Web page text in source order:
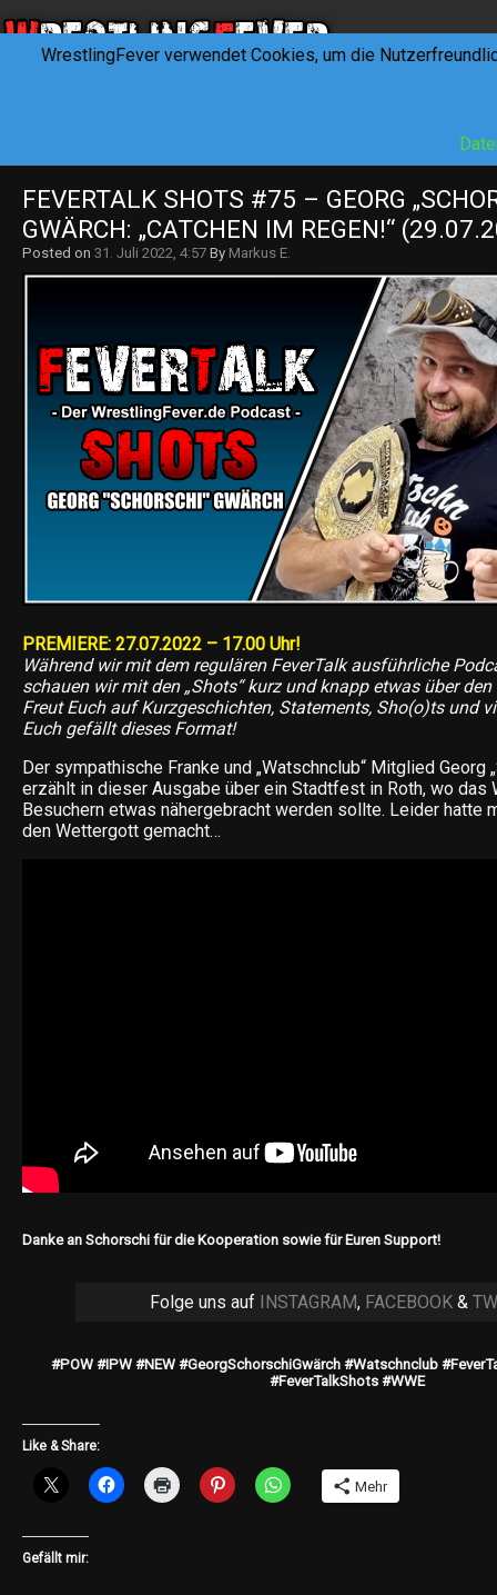
FEVERTALK SHOTS #75 – GEORG
GWÄRCH: „CATCHEN IM REGEN!“
Posted on 31. Juli 2022, 4:57 By Markus E.
PREMIERE: 27.07.2022 – 17.00 Uhr!
Während wir mit dem regulären FeverTalk ausführliche
schauen wir mit den „Shots“ kurz und knapp etwas über
Freut Euch auf Kurzgeschichten, Statements, Sho(o)ts und
Euch gefällt dieses Format!
Der sympathische Franke und „Watschnclub“ Mitglied Georg
erzählt in dieser Ausgabe über ein Stadtfest in Roth, wo das
Besuchern etwas nähergebracht werden sollte. Leider hatte
den Wettergott gemacht…
Danke an Schorschi für die Kooperation sowie für Euren Support!
Folge uns auf INSTAGRAM, FACEBOOK&
#POW #IPW #NEW #GeorgSchorschiGwärch #Watschnclub
#FeverTalkShots #WWE
Like & Share:
Mehr
Gefällt mir:
WrestlingFever verwendet Cookies, um die